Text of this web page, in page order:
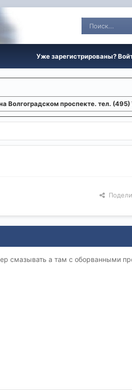
Уже зарегистрированы?
Волгоградском проспекте. тел.
смазывать а там с оборванными